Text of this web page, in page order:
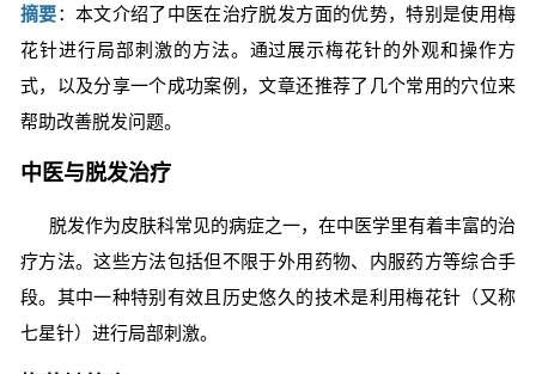
摘要：本文介绍了中医在治疗脱发方面的优势，特别是使用梅
花针进行局部刺激的方法。通过展示梅花针的外观和操作方
式，以及分享一个成功案例，文章还推荐了几个常用的穴位来
帮助改善脱发问题。
中医与脱发治疗
脱发作为皮肤科常见的病症之一，在中医学里有着丰富的治
疗方法。这些方法包括但不限于外用药物、内服药方等综合手
段。其中一种特别有效且历史悠久的技术是利用梅花针（又称
七星针）进行局部刺激。